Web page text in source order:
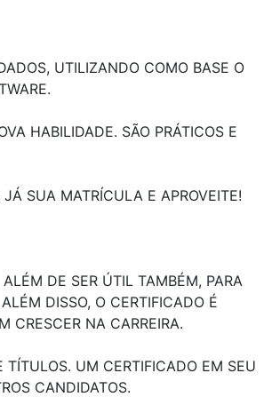
UTILIZANDO COMO BASE O
HABILIDADE. SÃO PRÁTICOS E
SUA MATRÍCULA E APROVEITE!
DE SER ÚTIL TAMBÉM, PARA
DISSO, O CERTIFICADO É
CRESCER NA CARREIRA.
TÍTULOS. UM CERTIFICADO EM SEU
CANDIDATOS.